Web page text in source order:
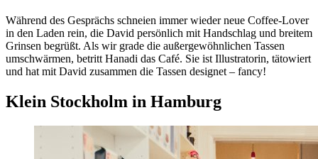
Während des Gesprächs schneien immer wieder neue Coffee-Lover
in den Laden rein, die David persönlich mit Handschlag und breitem
Grinsen begrüßt. Als wir grade die außergewöhnlichen Tassen
umschwärmen, betritt Hanadi das Café. Sie ist Illustratorin, tätowiert
und hat mit David zusammen die Tassen designet – fancy!
Klein Stockholm in Hamburg